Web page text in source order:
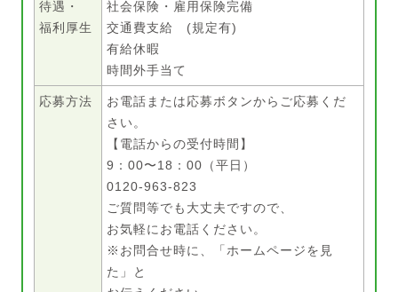
待遇・
福利厚生
社会保険・雇用保険完備
交通費支給 (規定有)
有給休暇
時間外手当て
応募方法
お電話または応募ボタンからご応募くだ
さい。
【電話からの受付時間】
9：00〜18：00（平日）
0120-963-823
ご質問等でも大丈夫ですので、
お気軽にお電話ください。
※お問合せ時に、「ホームページを見
た」と